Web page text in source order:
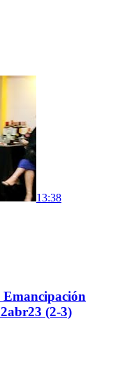
13:38
(2-3)